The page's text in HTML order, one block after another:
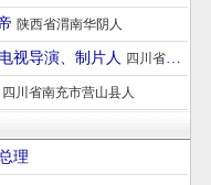
陕西省渭南华阴人
视导演、制片人 四川省南充市营山县人
四川省南充市营山县人
理